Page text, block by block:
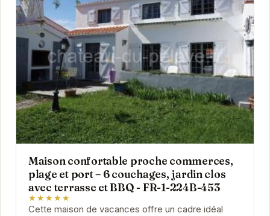
Maison confortable proche commerces,
plage et port – 6 couchages, jardin clos
avec terrasse et BBQ - FR-1-224B-453
★★★★★
Cette maison de vacances offre un cadre idéal